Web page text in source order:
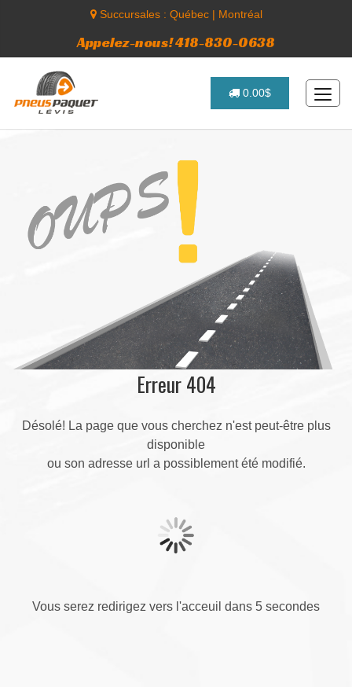
Succursales : Québec| Montréal
Appelez-nous! 418-830-0638
0.00$
Erreur 404
Désolé! La page que vous cherchez n'est peut-être plus
disponible
ou son adresse url a possiblement été modifié.
Vous serez redirigez vers l'acceuil dans 4 secondes